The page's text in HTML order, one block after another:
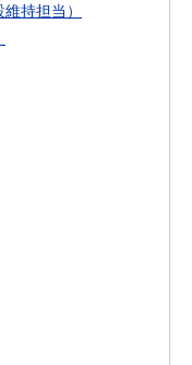
持担当）